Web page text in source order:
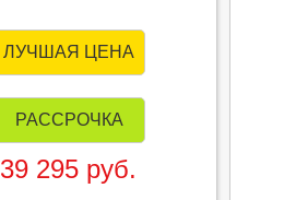
ЛУЧШАЯ ЦЕНА
РАССРОЧКА
39 295 руб.